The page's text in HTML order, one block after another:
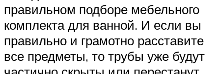
правильном подборе мебельного
комплекта для ванной. И если вы
правильно и грамотно расставите
все предметы, то трубы уже будут